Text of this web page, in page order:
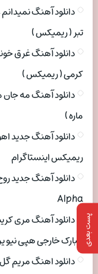
پست بعدی
دانلود آهنگ
تبر ( ریمیکس )
دانلود آهنگ غرق
کرمی ( ریمیکس )
دانلود آهنگ مه
ماره )
دانلود آهنگ جدید
ریمیکس اینستاگرام
Alpha
مبارک خارجی هپی نیو یر
دانلود اهنگ مریم